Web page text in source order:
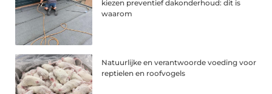
kiezen preventief dakonderhoud: dit is
waarom
Natuurlijke en verantwoorde voeding voor
reptielen en roofvogels